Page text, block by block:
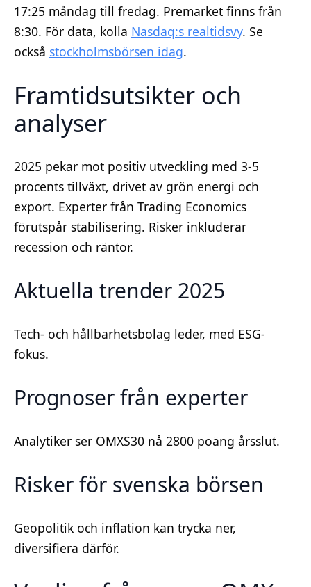
17:25 måndag till fredag. Premarket finns från
8:30. För data, kolla Nasdaq:s realtidsvy. Se
också stockholmsbörsen idag.
Framtidsutsikter och
analyser
2025 pekar mot positiv utveckling med 3-5
procents tillväxt, drivet av grön energi och
export. Experter från Trading Economics
förutspår stabilisering. Risker inkluderar
recession och räntor.
Aktuella trender 2025
Tech- och hållbarhetsbolag leder, med ESG-
fokus.
Prognoser från experter
Analytiker ser OMXS30 nå 2800 poäng årsslut.
Risker för svenska börsen
Geopolitik och inflation kan trycka ner,
diversifiera därför.